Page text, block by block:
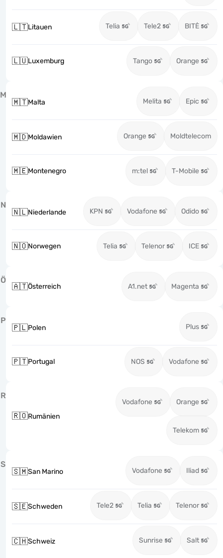
🇱🇹Litauen Telia Tele2 BITĖ
🇱🇺Luxemburg Tango Orange
M
🇲🇹Malta Melita Epic
🇲🇩Moldawien Orange Moldtelecom
🇲🇪Montenegro m:tel T-Mobile
N
🇳🇱Niederlande KPN Vodafone Odido
🇳🇴Norwegen Telia Telenor ICE
Ö
🇦🇹Österreich A1.net Magenta
P
🇵🇱Polen Plus
🇵🇹Portugal NOS Vodafone
R
🇷🇴Rumänien
Vodafone Orange
Telekom
S
🇸🇲San Marino Vodafone Iliad
🇸🇪Schweden Tele2 Telia Telenor
🇨🇭Schweiz Sunrise Salt